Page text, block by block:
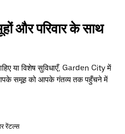
और परिवार के साथ
या विशेष सुविधाएँ, Garden City में
समूह को आपके गंतव्य तक पहुँचने में
रेंटल्स